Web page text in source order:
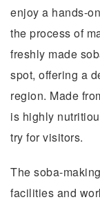
enjoy a hands-
the process of
freshly made
spot, offering a
region. Made
is highly
try for visitors.
The soba-
facilities and